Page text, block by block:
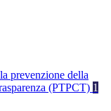
prevenzione della
(PTPCT) 1